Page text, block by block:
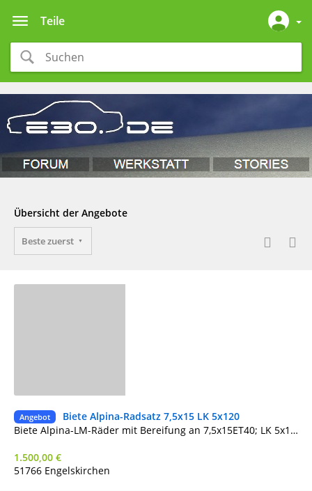
Teile
Übersicht der Angebote
Beste zuerst
Angebot
Biete Alpina-Radsatz 7,5x15 LK 5x120
Biete Alpina-LM-Räder mit Bereifung an 7,5x15ET40; LK 5x120 Reifen 205/50-15 Nur Abholung 1500,-€ Barzahlung bei Abholung
1.500,00 €
51766 Engelskirchen